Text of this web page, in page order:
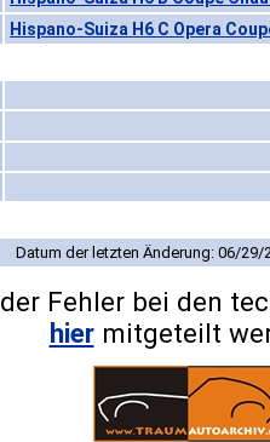
Hispano-Suiza H6 C Opera
Datum der letzten Änderung: 06/29/
Fehler bei den
hiermitgeteilt